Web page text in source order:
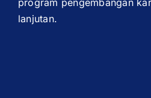
program pengembangan
lanjutan.